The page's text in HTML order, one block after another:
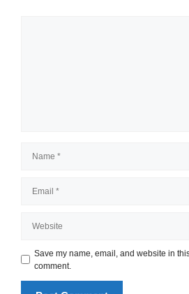
Save my name, email, and website in
comment.